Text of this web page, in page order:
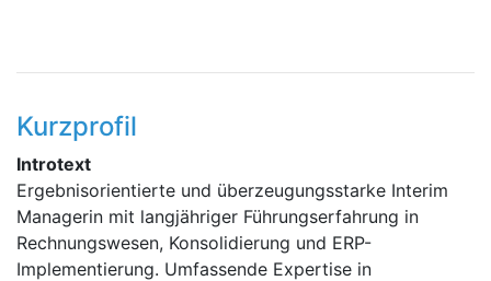
Kurzprofil
Introtext
Ergebnisorientierte und überzeugungsstarke Interim
Managerin mit langjähriger Führungserfahrung in
Rechnungswesen, Konsolidierung und ERP-
Implementierung. Umfassende Expertise in